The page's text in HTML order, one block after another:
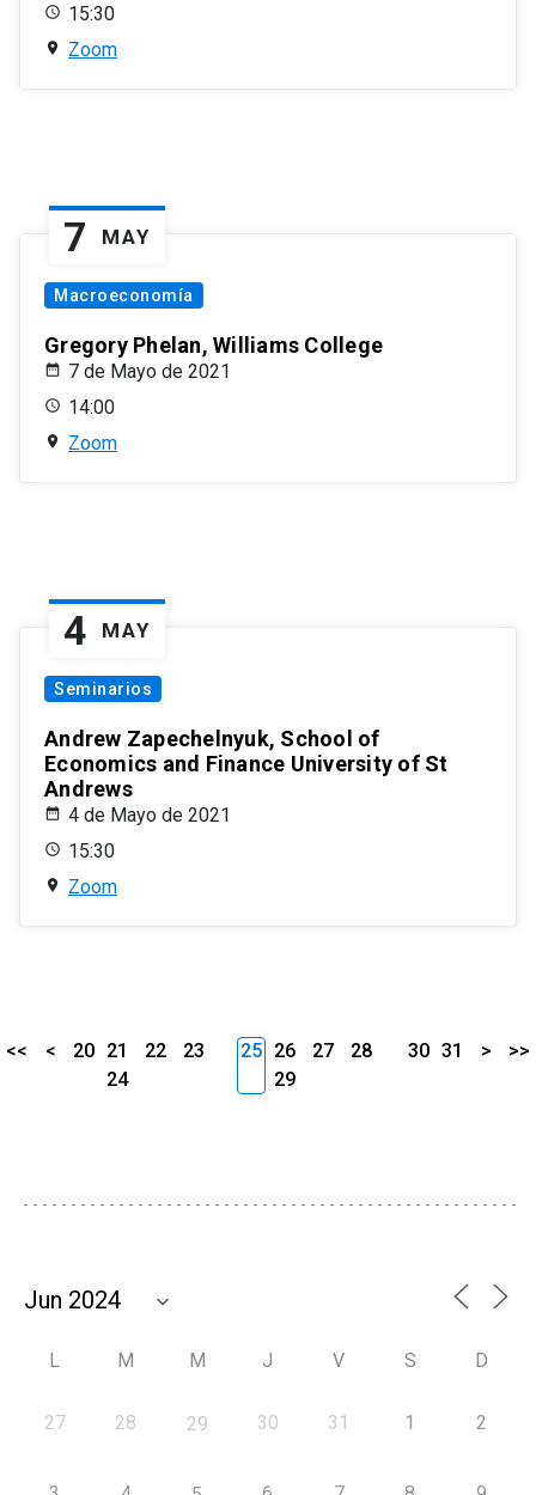
15:30
Zoom
7 MAY
Macroeconomía
Gregory Phelan, Williams College
7 de Mayo de 2021
14:00
Zoom
4 MAY
Seminarios
Andrew Zapechelnyuk, School of
Economics and Finance University of St
Andrews
4 de Mayo de 2021
15:30
Zoom
<< < 20 21 22
23
24
25 26 27
28
29
30 31 > >>
L M M J V S D
27 28 29 30 31 1 2